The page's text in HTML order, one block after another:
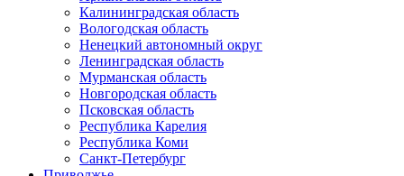
Калининградская область
Вологодская область
Ненецкий автономный округ
Ленинградская область
Мурманская область
Новгородская область
Псковская область
Республика Карелия
Республика Коми
Санкт-Петербург